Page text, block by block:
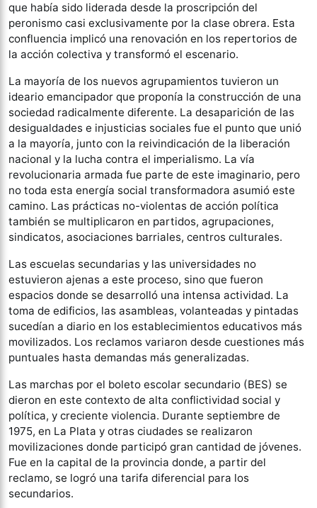
que había sido liderada desde la proscripción del
peronismo casi exclusivamente por la clase obrera. Esta
confluencia implicó una renovación en los repertorios de
la acción colectiva y transformó el escenario.
La mayoría de los nuevos agrupamientos tuvieron un
ideario emancipador que proponía la construcción de una
sociedad radicalmente diferente. La desaparición de las
desigualdades e injusticias sociales fue el punto que unió
a la mayoría, junto con la reivindicación de la liberación
nacional y la lucha contra el imperialismo. La vía
revolucionaria armada fue parte de este imaginario, pero
no toda esta energía social transformadora asumió este
camino. Las prácticas no-violentas de acción política
también se multiplicaron en partidos, agrupaciones,
sindicatos, asociaciones barriales, centros culturales.
Las escuelas secundarias y las universidades no
estuvieron ajenas a este proceso, sino que fueron
espacios donde se desarrolló una intensa actividad. La
toma de edificios, las asambleas, volanteadas y pintadas
sucedían a diario en los establecimientos educativos más
movilizados. Los reclamos variaron desde cuestiones más
puntuales hasta demandas más generalizadas.
Las marchas por el boleto escolar secundario (BES) se
dieron en este contexto de alta conflictividad social y
política, y creciente violencia. Durante septiembre de
1975, en La Plata y otras ciudades se realizaron
movilizaciones donde participó gran cantidad de jóvenes.
Fue en la capital de la provincia donde, a partir del
reclamo, se logró una tarifa diferencial para los
secundarios.